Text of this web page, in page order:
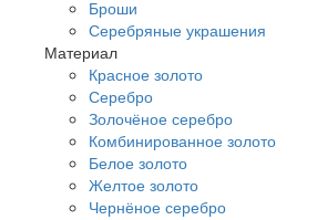
Броши
Серебряные украшения
Материал
Красное золото
Серебро
Золочёное серебро
Комбинированное золото
Белое золото
Желтое золото
Чернёное серебро